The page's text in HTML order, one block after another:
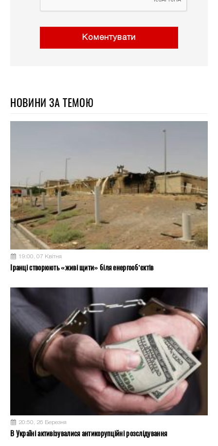
Коментувати
НОВИНИ ЗА ТЕМОЮ
19:00, 07 Квітня
Іранці створюють «живі щити» біля енергооб’єктів
20:50, 26 Березня
В Україні активізувалися антикорупційні розслідування